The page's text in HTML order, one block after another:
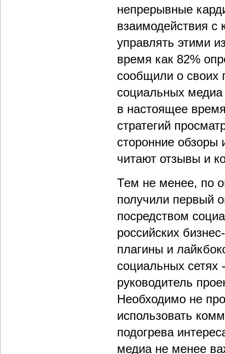
непрерывные
взаимодействия с
управлять этими
время как 82%
сообщили о своих
социальных
в настоящее
стратегий
сторонние обзоры
читают отзывы и
Тем не менее, по
получили первый
посредством
российских
плагины и
социальных сетях
руководитель
Необходимо не
использовать
подогрева
медиа не менее